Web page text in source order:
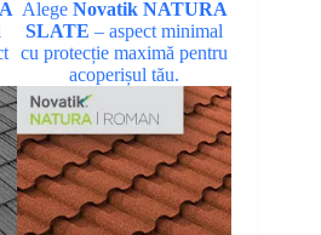
Alege Novatik NATURA
SLATE – aspect minimal
cu protecție maximă pentru
acoperișul tău.